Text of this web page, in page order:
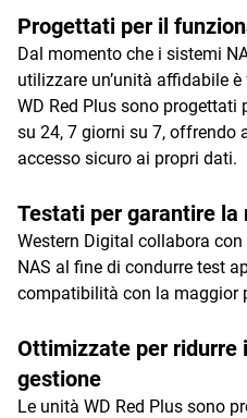
Progettati per il
Dal momento che i sistemi
utilizzare un’unità affidabile
WD Red Plus sono progettati
su 24, 7 giorni su 7, offrendo
accesso sicuro ai propri dati.
Testati per garantire
Western Digital collabora
NAS al fine di condurre test
compatibilità con la maggior
Ottimizzate per ridurre
gestione
Le unità WD Red Plus sono